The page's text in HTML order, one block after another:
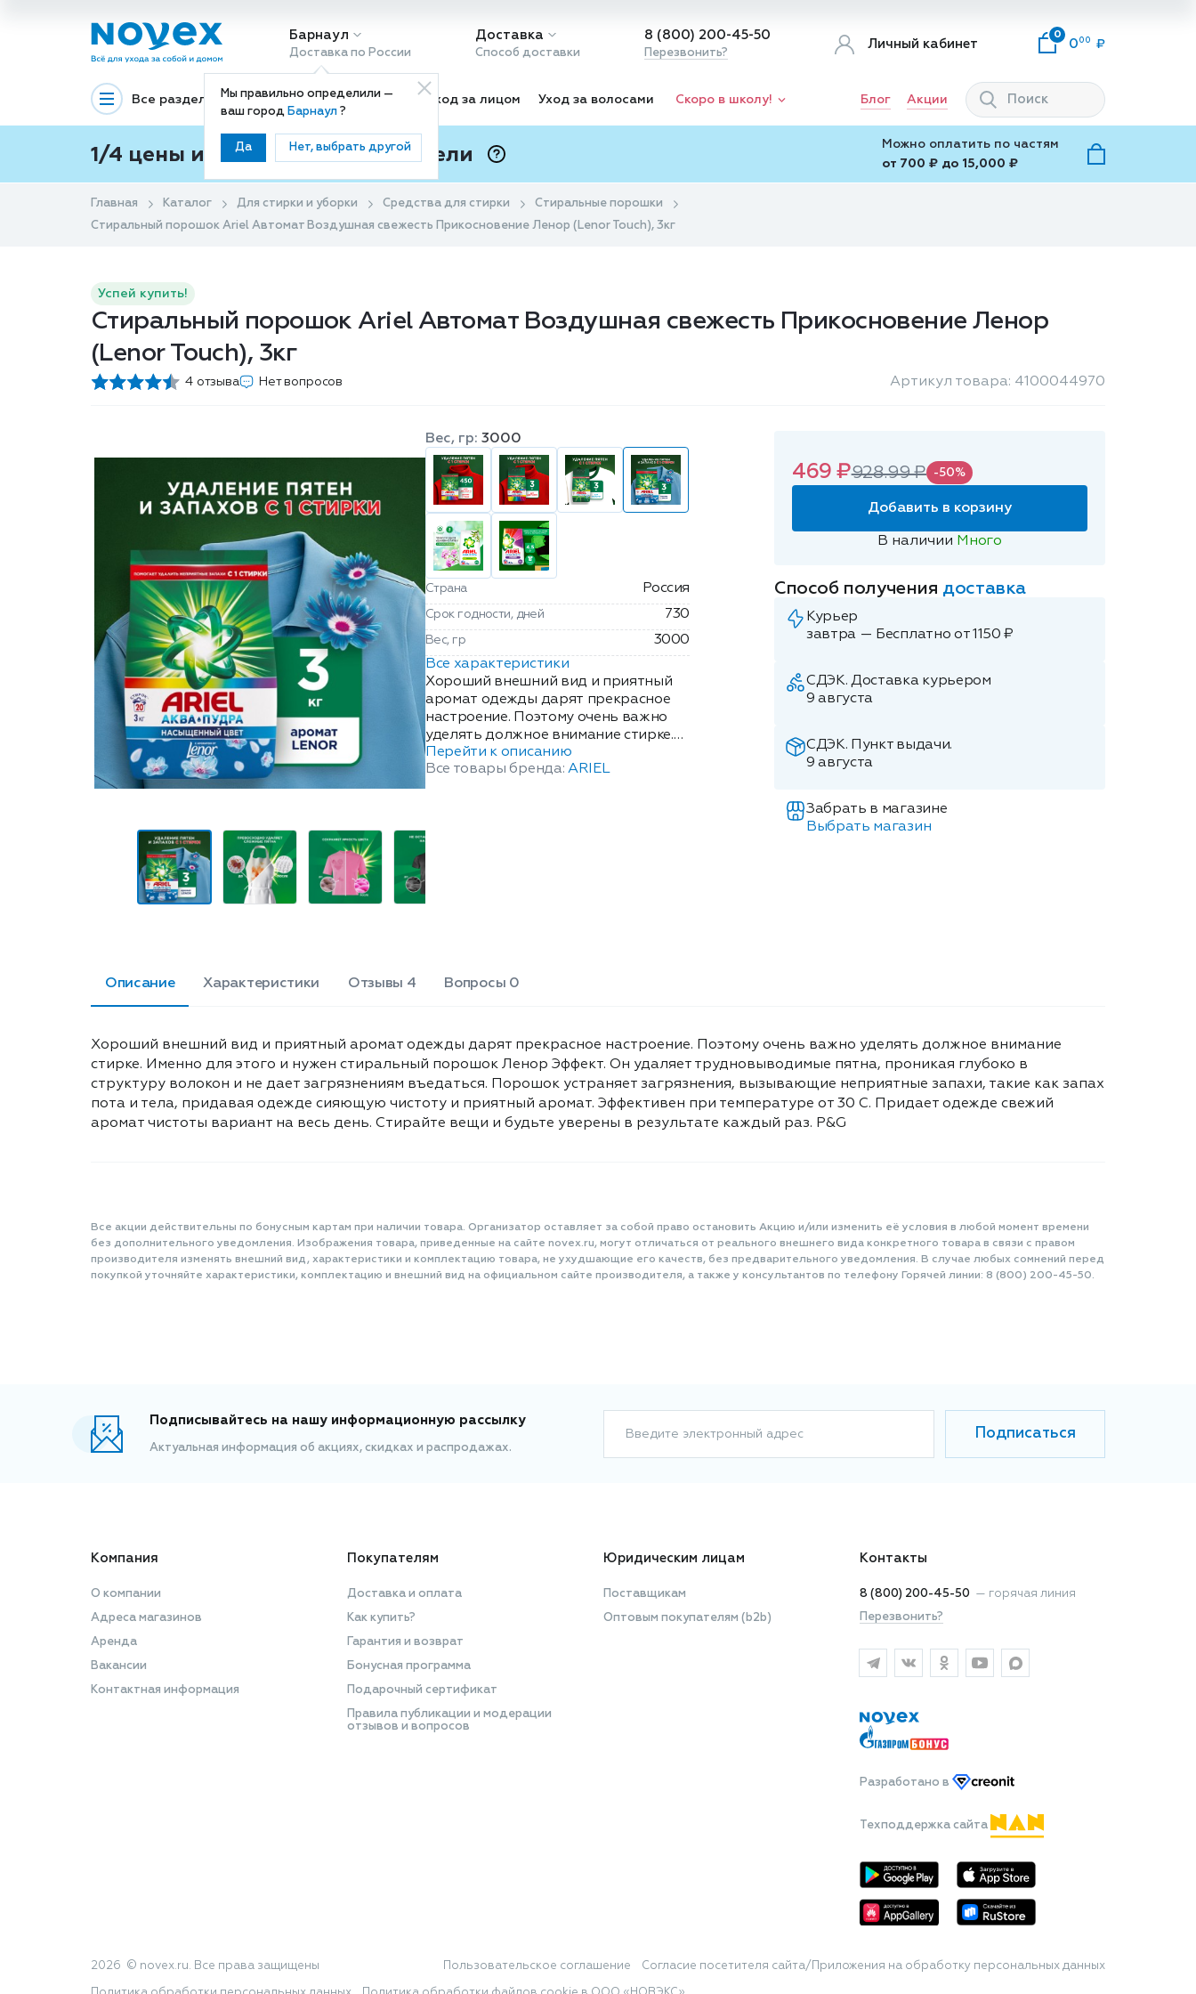
Барнаул
Доставка по России
Мы правильно определили —
ваш город Барнаул?
Да Нет, выбрать другой
Доставка
Способ доставки
8 (800) 200-45-50
Перезвонить?
Личный кабинет
0
0 00
Все разделы Декоративная косметика Уход за лицом Уход за волосами Скоро в школу! Блог Акции
1/4 цены и покупки ваши с Подели
Можно оплатить по частям
от 700 ₽ до 15,000 ₽
Главная Каталог Для стирки и уборки Средства для стирки
Стиральные порошки
Стиральный порошок Ariel Автомат Воздушная свежесть Прикосновение Ленор (Lenor Touch), 3кг
Успей купить!
Стиральный порошок Ariel Автомат Воздушная свежесть Прикосновение Ленор
(Lenor Touch), 3кг
4 отзыва Нет вопросов Артикул товара: 4100044970
Вес, гр: 3000
Страна Россия
Срок годности, дней 730
Вес, гр
3000
Все характеристики
Хороший внешний вид и приятный
аромат одежды дарят прекрасное
настроение. Поэтому очень важно
уделять должное внимание стирке.
Именно для этого и нужен
стиральный порошок Ленор Эффект.
вариант на весь день. Стирайте
Перейти к описанию
Все товары бренда: ARIEL
469 ₽928.99 ₽ -50%
Добавить в корзину
В наличии Много
Способ получения доставка
Курьер
завтра — Бесплатно от 1150 ₽
СДЭК. Доставка курьером
9 августа
СДЭК. Пункт выдачи.
9 августа
Забрать в магазине
Выбрать магазин
Описание Характеристики Отзывы 4 Вопросы 0
Хороший внешний вид и приятный аромат одежды дарят прекрасное настроение. Поэтому очень важно уделять должное внимание
стирке. Именно для этого и нужен стиральный порошок Ленор Эффект. Он удаляет трудновыводимые пятна, проникая глубоко в
структуру волокон и не дает загрязнениям въедаться. Порошок устраняет загрязнения, вызывающие неприятные запахи, такие как запах
пота и тела, придавая одежде сияющую чистоту и приятный аромат. Эффективен при температуре от 30 C. Придает одежде свежий
аромат чистоты вариант на весь день. Стирайте вещи и будьте уверены в результате каждый раз. Р&G
Все акции действительны по бонусным картам при наличии товара. Организатор оставляет за собой право остановить Акцию и/или изменить её условия в любой момент времени
без дополнительного уведомления. Изображения товара, приведенные на сайте novex.ru, могут отличаться от реального внешнего вида конкретного товара в связи с правом
производителя изменять внешний вид, характеристики и комплектацию товара, не ухудшающие его качеств, без предварительного уведомления. В случае любых сомнений перед
покупкой уточняйте характеристики, комплектацию и внешний вид на официальном сайте производителя, а также у консультантов по телефону Горячей линии: 8 (800) 200-45-50.
Подписывайтесь на нашу информационную рассылку
Актуальная информация об акциях, скидках и распродажах.
Введите электронный адрес Подписаться
Компания
О компании
Адреса магазинов
Аренда
Вакансии
Контактная информация
Покупателям
Доставка и оплата
Как купить?
Гарантия и возврат
Бонусная программа
Подарочный сертификат
Правила публикации и модерации
отзывов и вопросов
Юридическим лицам
Поставщикам
Оптовым покупателям (b2b)
Контакты
8 (800) 200-45-50 — горячая линия
Перезвонить?
Разработано в
Техподдержка сайта
2026 © novex.ru. Все права защищены Пользовательское соглашение Согласие посетителя сайта/Приложения на обработку персональных данных